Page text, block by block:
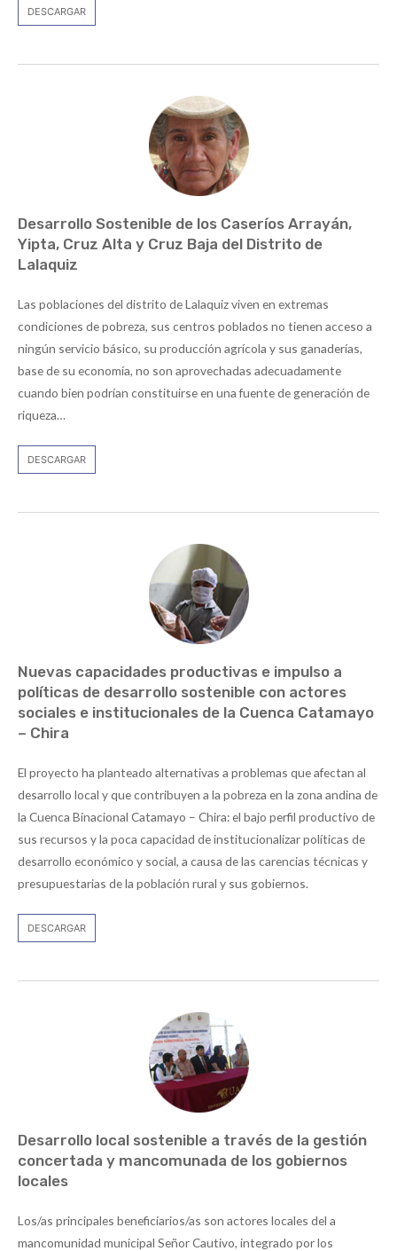
DESCARGAR
Desarrollo Sostenible de los Caseríos Arrayán,
Yipta, Cruz Alta y Cruz Baja del Distrito de
Lalaquiz
Las poblaciones del distrito de Lalaquiz viven en extremas
condiciones de pobreza, sus centros poblados no tienen acceso a
ningún servicio básico, su producción agrícola y sus ganaderías,
base de su economía, no son aprovechadas adecuadamente
cuando bien podrían constituirse en una fuente de generación de
riqueza…
DESCARGAR
Nuevas capacidades productivas e impulso a
políticas de desarrollo sostenible con actores
sociales e institucionales de la Cuenca Catamayo
– Chira
El proyecto ha planteado alternativas a problemas que afectan al
desarrollo local y que contribuyen a la pobreza en la zona andina de
la Cuenca Binacional Catamayo – Chira: el bajo perfil productivo de
sus recursos y la poca capacidad de institucionalizar políticas de
desarrollo económico y social, a causa de las carencias técnicas y
presupuestarias de la población rural y sus gobiernos.
DESCARGAR
Desarrollo local sostenible a través de la gestión
concertada y mancomunada de los gobiernos
locales
Los/as principales beneficiarios/as son actores locales del a
mancomunidad municipal Señor Cautivo, integrado por los